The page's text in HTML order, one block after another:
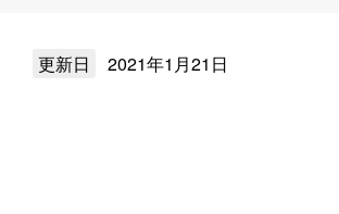
更新日 2021年1月21日